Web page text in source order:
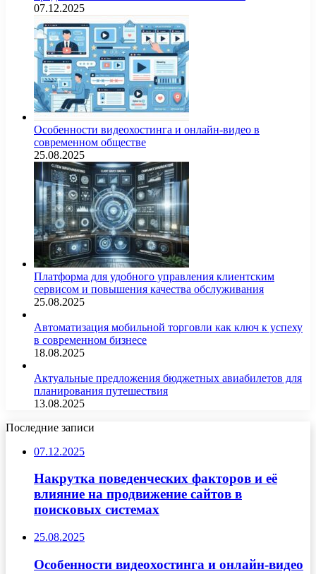
07.12.2025
Особенности видеохостинга и онлайн-видео в
современном обществе
25.08.2025
Платформа для удобного управления клиентским
сервисом и повышения качества обслуживания
25.08.2025
Автоматизация мобильной торговли как ключ к успеху
в современном бизнесе
18.08.2025
Актуальные предложения бюджетных авиабилетов для
планирования путешествия
13.08.2025
Последние записи
07.12.2025
Накрутка поведенческих факторов и её
влияние на продвижение сайтов в
поисковых системах
25.08.2025
Особенности видеохостинга и онлайн-видео